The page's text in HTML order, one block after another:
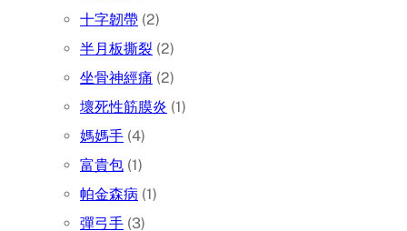
十字韌帶 (2)
半月板撕裂 (2)
坐骨神經痛 (2)
壞死性筋膜炎 (1)
媽媽手 (4)
富貴包 (1)
帕金森病 (1)
彈弓手 (3)